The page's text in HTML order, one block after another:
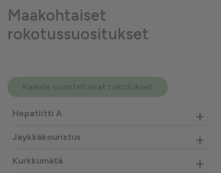
Maakohtaiset
rokotussuositukset
Kaikille suositeltavat rokotukset
Hepatiitti A +
Jäykkäkouristus +
Kurkkumätä +